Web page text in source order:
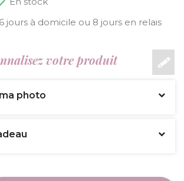
6 jours à domicile ou 8 jours en relais
votre produit
photo